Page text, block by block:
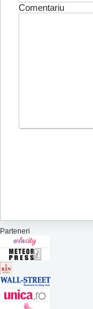
Comentariu
Parteneri